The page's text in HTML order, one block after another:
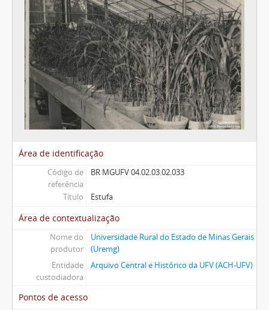
Área de identificação
Código de
referência
BR MGUFV 04.02.03.02.033
Título Estufa
Área de contextualização
Nome do
produtor
Universidade Rural do Estado de Minas Gerais
(Uremg)
Entidade
custodiadora
Arquivo Central e Histórico da UFV (ACH-UFV)
Pontos de acesso